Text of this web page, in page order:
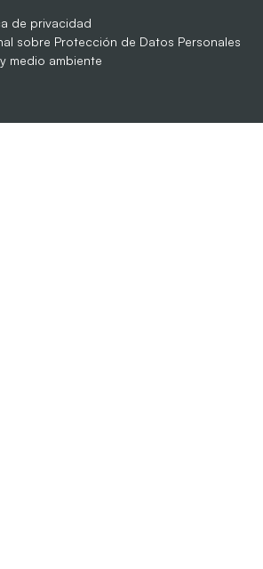
de privacidad
sobre Protección de Datos Personales
medio ambiente